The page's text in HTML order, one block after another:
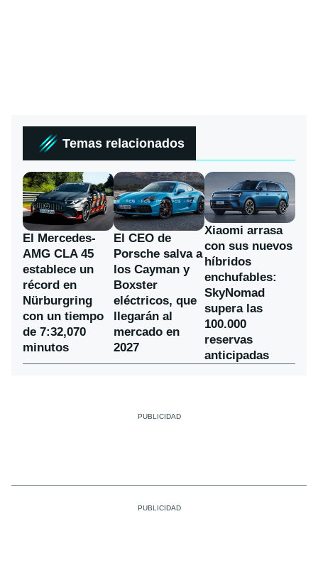
Temas relacionados
El Mercedes-
AMG CLA 45
establece un
récord en
Nürburgring
con un tiempo
de 7:32,070
minutos
El CEO de
Porsche salva a
los Cayman y
Boxster
eléctricos, que
llegarán al
mercado en
2027
Xiaomi arrasa
con sus nuevos
híbridos
enchufables:
SkyNomad
supera las
100.000
reservas
anticipadas